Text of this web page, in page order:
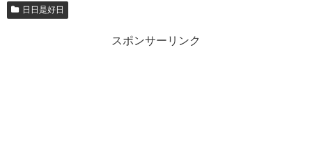
日日是好日
スポンサーリンク